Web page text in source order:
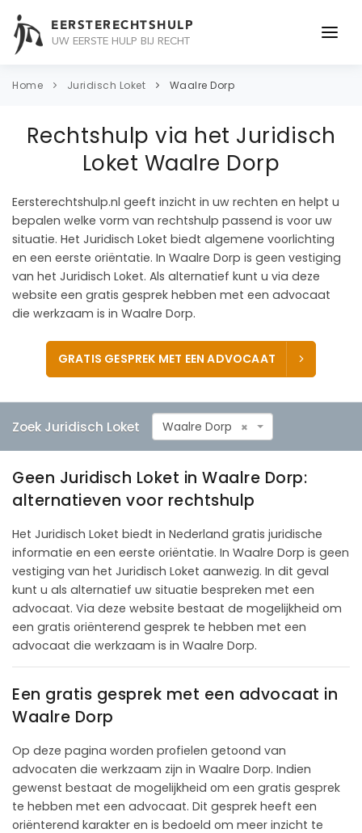
EERSTERECHTSHULP
UW EERSTE HULP BIJ RECHT
ONDERWERPEN
ADVOCAAT
CONTACT
Home Juridisch Loket Waalre Dorp
Rechtshulp via het Juridisch
Loket Waalre Dorp
Eersterechtshulp.nl geeft inzicht in uw rechten en helpt u
bepalen welke vorm van rechtshulp passend is voor uw
situatie. Het Juridisch Loket biedt algemene voorlichting
en een eerste oriëntatie. In Waalre Dorp is geen vestiging
van het Juridisch Loket. Als alternatief kunt u via deze
website een gratis gesprek hebben met een advocaat
die werkzaam is in Waalre Dorp.
GRATIS GESPREK MET EEN ADVOCAAT
Zoek Juridisch Loket ×
Waalre Dorp
Geen Juridisch Loket in Waalre Dorp:
alternatieven voor rechtshulp
Het Juridisch Loket biedt in Nederland gratis juridische
informatie en een eerste oriëntatie. In Waalre Dorp is geen
vestiging van het Juridisch Loket aanwezig. In dit geval
kunt u als alternatief uw situatie bespreken met een
advocaat. Via deze website bestaat de mogelijkheid om
een gratis oriënterend gesprek te hebben met een
advocaat die werkzaam is in Waalre Dorp.
Een gratis gesprek met een advocaat in
Waalre Dorp
Op deze pagina worden profielen getoond van
advocaten die werkzaam zijn in Waalre Dorp. Indien
gewenst bestaat de mogelijkheid om een gratis gesprek
te hebben met een advocaat. Dit gesprek heeft een
oriënterend karakter en is bedoeld om meer inzicht te